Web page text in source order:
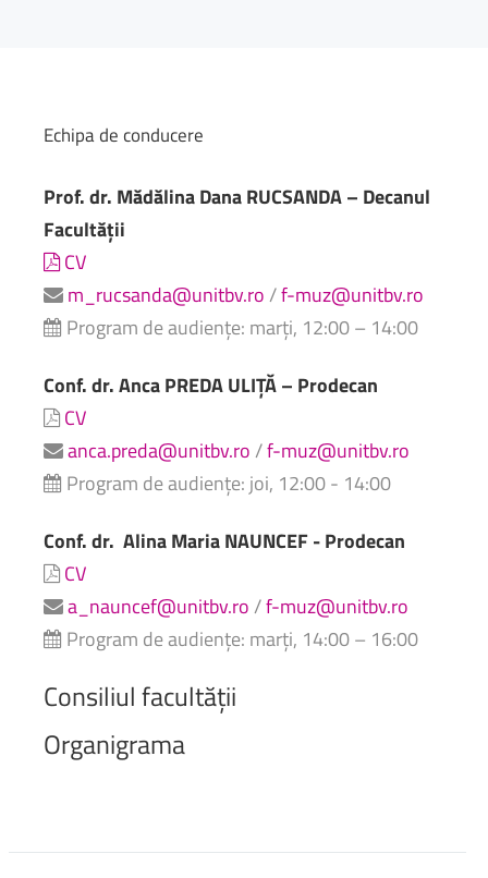
Echipadeconducere
Prof. dr. Mădălina Dana RUCSANDA – Decanul
Facultății
CV
m_rucsanda@unitbv.ro/f-muz@unitbv.ro
Program de audiențe: marți, 12:00 – 14:00
Conf. dr. Anca PREDA ULIȚĂ – Prodecan
CV
anca.preda@unitbv.ro/f-muz@unitbv.ro
Program de audiențe: joi, 12:00 - 14:00
Conf. dr. Alina Maria NAUNCEF - Prodecan
CV
a_nauncef@unitbv.ro/f-muz@unitbv.ro
Program de audiențe: marți, 14:00 – 16:00
Consiliulfacultății
Organigrama